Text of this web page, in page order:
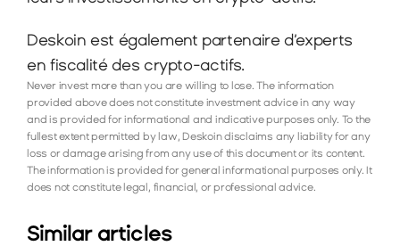
Deskoin est également partenaire d’experts
en fiscalité des crypto-actifs.
Never invest more than you are willing to lose. The information
provided above does not constitute investment advice in any way
and is provided for informational and indicative purposes only. To the
fullest extent permitted by law, Deskoin disclaims any liability for any
loss or damage arising from any use of this document or its content.
The information is provided for general informational purposes only. It
does not constitute legal, financial, or professional advice.
Similar articles